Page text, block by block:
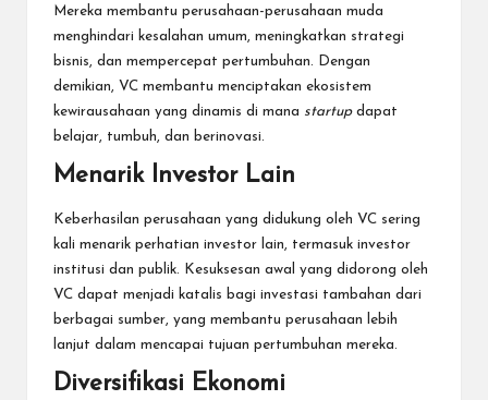
Mereka membantu perusahaan-perusahaan muda
menghindari kesalahan umum, meningkatkan strategi
bisnis, dan mempercepat pertumbuhan. Dengan
demikian, VC membantu menciptakan ekosistem
kewirausahaan yang dinamis di mana startup dapat
belajar, tumbuh, dan berinovasi.
Menarik Investor Lain
Keberhasilan perusahaan yang didukung oleh VC sering
kali menarik perhatian investor lain, termasuk investor
institusi dan publik. Kesuksesan awal yang didorong oleh
VC dapat menjadi katalis bagi investasi tambahan dari
berbagai sumber, yang membantu perusahaan lebih
lanjut dalam mencapai tujuan pertumbuhan mereka.
Diversifikasi Ekonomi